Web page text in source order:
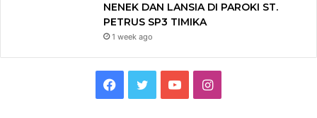
NENEK DAN LANSIA DI PAROKI ST.
PETRUS SP3 TIMIKA
1 week ago
I